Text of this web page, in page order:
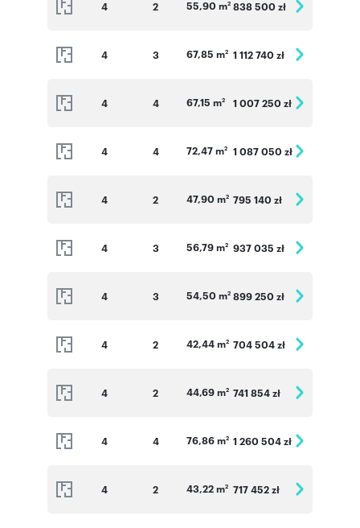
4 2 55,90 m2 838 500 zł
4 3 67,85 m2 1 112 740 zł
4 4 67,15 m2 1 007 250 zł
4 4 72,47 m2 1 087 050 zł
4 2 47,90 m2 795 140 zł
4 3 56,79 m2 937 035 zł
4 3 54,50 m2 899 250 zł
4 2 42,44 m2 704 504 zł
4 2 44,69 m2 741 854 zł
4 4 76,86 m2 1 260 504 zł
4 2 43,22 m2 717 452 zł